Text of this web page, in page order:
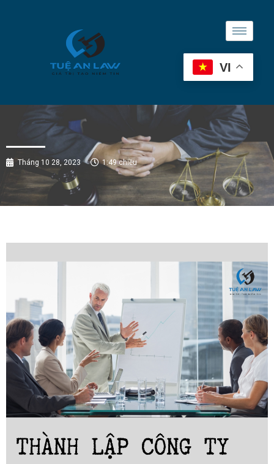
VI
Tháng 10 28, 2023 1:49 chiều